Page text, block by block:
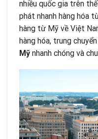
nhiều quốc gia trên
phát nhanh hàng hóa
hàng từ Mỹ về Việt
hàng hóa, trung
Mỹ nhanh chóng và